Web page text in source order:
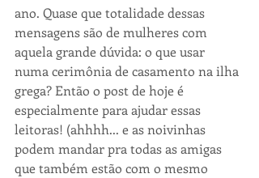
ano. Quase que totalidade dessas
mensagens são de mulheres com
aquela grande dúvida: o que usar
numa cerimônia de casamento na ilha
grega? Então o post de hoje é
especialmente para ajudar essas
leitoras! (ahhhh... e as noivinhas
podem mandar pra todas as amigas
que também estão com o mesmo